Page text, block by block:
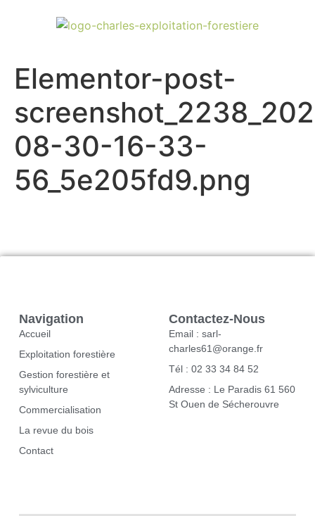
Elementor-post-
08-30-16-33-
56_5e205fd9.png
Navigation
Accueil
Exploitation forestière
Gestion forestière et
sylviculture
Commercialisation
La revue du bois
Contact
Contactez-Nous
Email : sarl-
charles61@orange.fr
Tél : 02 33 34 84 52
Adresse : Le Paradis 61 560
St Ouen de Sécherouvre